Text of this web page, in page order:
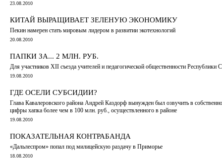
23.08.2010
КИТАЙ ВЫРАЩИВАЕТ ЗЕЛЕНУЮ ЭКОНОМИКУ
Пекин намерен стать мировым лидером в развитии экотехнологий
20.08.2010
ПАПКИ ЗА... 2 МЛН. РУБ.
Для участников XII съезда учителей и педагогической общественности Республики
19.08.2010
ГДЕ ОСЕЛИ СУБСИДИИ?
Глава Кавалеровского района Андрей Каздорф вынужден был озвучить в
цифры хапка более чем в 100 млн. руб., осуществленного в районе
19.08.2010
ПОКАЗАТЕЛЬНАЯ КОНТРАБАНДА
«Дальлеспром» попал под милицейскую раздачу в Приморье
18.08.2010